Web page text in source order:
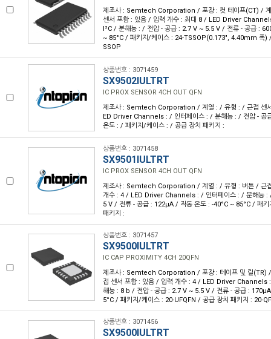
제조사 : Semtech Corporation / 포장 : 컷 테이프(CT) /
센서 포함 : 있음 / 입력 개수 : 최대 8 / LED Driver
I²C / 분해능 : / 전압 - 공급 : 2.7 V ~ 5.5 V / 전류 - 공급 :
~ 85°C / 패키지/케이스 : 24-TSSOP(0.173", 4.40mm 폭)
SSOP
상품번호 : 3071459
SX9502IULTRT
IC PROX SENSOR 4CH OUT QFN
제조사 : Semtech Corporation / 계열 : / 유형 : / 근접 센
ED Driver Channels : / 인터페이스 : / 분해능 : / 전압 - 공
온도 : / 패키지/케이스 : / 공급 장치 패키지 :
상품번호 : 3071458
SX9501IULTRT
IC PROX SENSOR 4CH OUT QFN
제조사 : Semtech Corporation / 계열 : / 유형 : 버튼 / 근
개수 : 4 / LED Driver Channels : / 인터페이스 : / 분해능 :
5 V / 전류 - 공급 : 122µA / 작동 온도 : -40°C ~ 85°C / 패
패키지 :
상품번호 : 3071457
SX9500IULTRT
IC CAP PROXIMITY 4CH 20QFN
제조사 : Semtech Corporation / 포장 : 테이프 및 릴(TR)
접 센서 포함 : 있음 / 입력 개수 : 4 / LED Driver Channels
해능 : 8 b / 전압 - 공급 : 2.7 V ~ 5.5 V / 전류 - 공급 :
5°C / 패키지/케이스 : 20-UFQFN / 공급 장치 패키지 : 20-
상품번호 : 3071456
SX9500IULTRT